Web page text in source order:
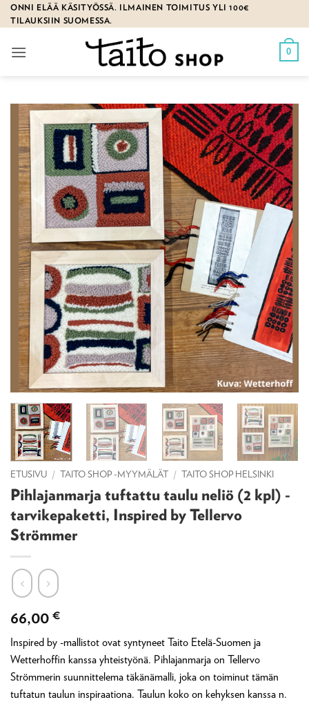
Skip
to
ONNI ELÄÄ KÄSITYÖSSÄ. ILMAINEN TOIMITUS YLI 100€
TILAUKSIIN SUOMESSA.
0
ETUSIVU / TAITO SHOP -MYYMÄLÄT / TAITO SHOP HELSINKI
Pihlajanmarja tuftattu taulu neliö (2 kpl) -
tarvikepaketti, Inspired by Tellervo
Strömmer
66,00 €
Inspired by -mallistot ovat syntyneet Taito Etelä-Suomen ja
Wetterhoffin kanssa yhteistyönä. Pihlajanmarja on Tellervo
Strömmerin suunnittelema täkänämalli, joka on toiminut tämän
tuftatun taulun inspiraationa. Taulun koko on kehyksen kanssa n.